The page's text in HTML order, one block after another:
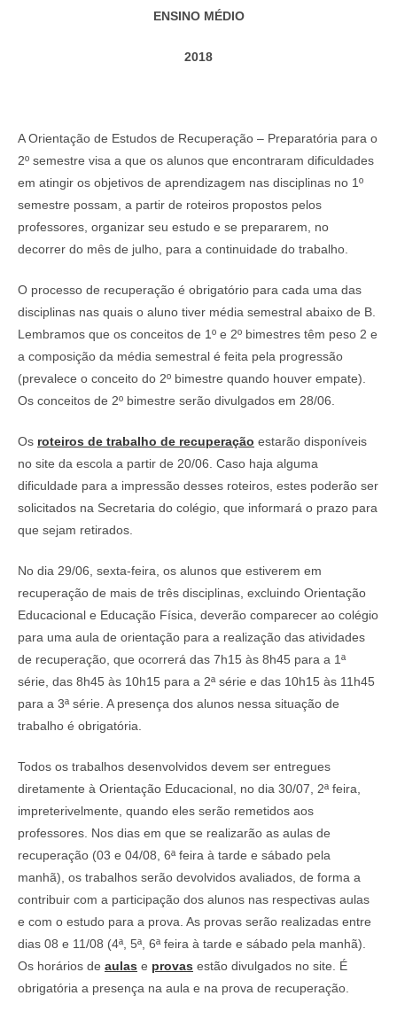
ENSINO MÉDIO
2018
A Orientação de Estudos de Recuperação – Preparatória para o
2º semestre visa a que os alunos que encontraram dificuldades
em atingir os objetivos de aprendizagem nas disciplinas no 1º
semestre possam, a partir de roteiros propostos pelos
professores, organizar seu estudo e se prepararem, no
decorrer do mês de julho, para a continuidade do trabalho.
O processo de recuperação é obrigatório para cada uma das
disciplinas nas quais o aluno tiver média semestral abaixo de B.
Lembramos que os conceitos de 1º e 2º bimestres têm peso 2 e
a composição da média semestral é feita pela progressão
(prevalece o conceito do 2º bimestre quando houver empate).
Os conceitos de 2º bimestre serão divulgados em 28/06.
Os roteiros de trabalho de recuperação estarão disponíveis
no site da escola a partir de 20/06. Caso haja alguma
dificuldade para a impressão desses roteiros, estes poderão ser
solicitados na Secretaria do colégio, que informará o prazo para
que sejam retirados.
No dia 29/06, sexta-feira, os alunos que estiverem em
recuperação de mais de três disciplinas, excluindo Orientação
Educacional e Educação Física, deverão comparecer ao colégio
para uma aula de orientação para a realização das atividades
de recuperação, que ocorrerá das 7h15 às 8h45 para a 1ª
série, das 8h45 às 10h15 para a 2ª série e das 10h15 às 11h45
para a 3ª série. A presença dos alunos nessa situação de
trabalho é obrigatória.
Todos os trabalhos desenvolvidos devem ser entregues
diretamente à Orientação Educacional, no dia 30/07, 2ª feira,
impreterivelmente, quando eles serão remetidos aos
professores. Nos dias em que se realizarão as aulas de
recuperação (03 e 04/08, 6ª feira à tarde e sábado pela
manhã), os trabalhos serão devolvidos avaliados, de forma a
contribuir com a participação dos alunos nas respectivas aulas
e com o estudo para a prova. As provas serão realizadas entre
dias 08 e 11/08 (4ª, 5ª, 6ª feira à tarde e sábado pela manhã).
Os horários de aulas e provas estão divulgados no site. É
obrigatória a presença na aula e na prova de recuperação.